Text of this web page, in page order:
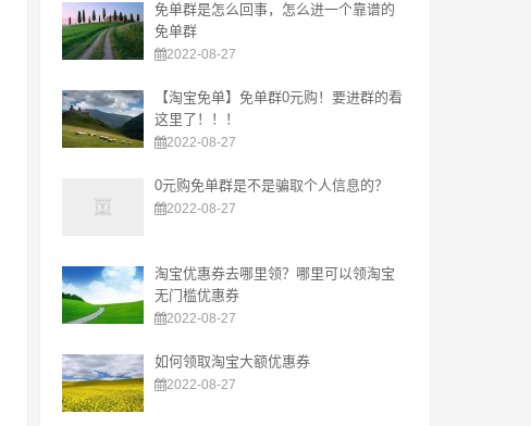
免单群是怎么回事，怎么进一个靠谱的
免单群
2022-08-27
【淘宝免单】免单群0元购！要进群的看
这里了！！！
2022-08-27
0元购免单群是不是骗取个人信息的？
2022-08-27
淘宝优惠券去哪里领？哪里可以领淘宝
无门槛优惠券
2022-08-27
如何领取淘宝大额优惠券
2022-08-27